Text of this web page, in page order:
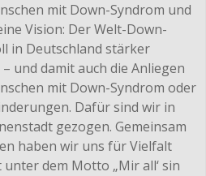
mit Down-Syndrom und
Vision: Der Welt-Down-
in Deutschland stärker
und damit auch die Anliegen
mit Down-Syndrom oder
Dafür sind wir in
gezogen. Gemeinsam
haben wir uns für Vielfalt
dem Motto „Mir all‘ sin